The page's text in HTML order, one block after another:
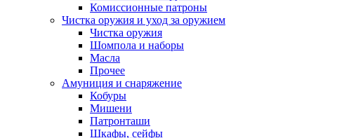
Комиссионные патроны
Чистка оружия и уход за оружием
Чистка оружия
Шомпола и наборы
Масла
Прочее
Амуниция и снаряжение
Кобуры
Мишени
Патронташи
Шкафы, сейфы